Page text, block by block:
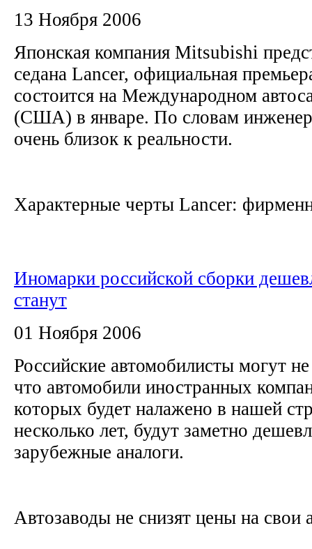
13 Ноября 2006
Японская компания Mitsubishi
седана Lancer, официальная
состоится на Международном
(США) в январе. По словам
очень близок к реальности.
Характерные черты Lancer:
Иномарки российской сборки
станут
01 Ноября 2006
Российские автомобилисты могут
что автомобили иностранных
которых будет налажено в нашей
несколько лет, будут заметно
зарубежные аналоги.
Автозаводы не снизят цены на свои